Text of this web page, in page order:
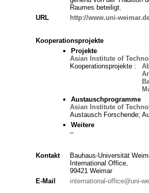
Raumes beteiligt.
URL
http://www.uni-
Kooperationsprojekte
Projekte
Asian Institute of
Kooperationsprojekte :
Austauschprogramme
Asian Institute of
Austausch Forschende;
Weitere
–
Kontakt
Bauhaus-Universität
International Office,
99421 Weimar
E-Mail
international-office@uni-